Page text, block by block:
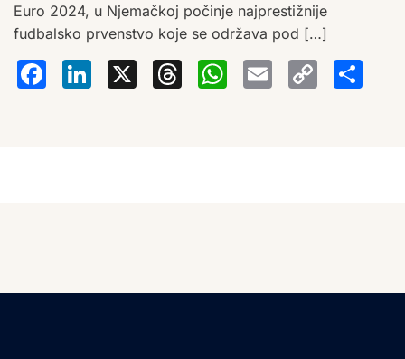
Euro 2024, u Njemačkoj počinje najprestižnije
fudbalsko prvenstvo koje se održava pod […]
Facebook
LinkedIn
X Threads
Email